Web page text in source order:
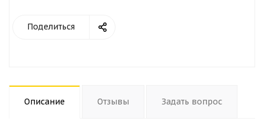
Поделиться
Описание Отзывы Задать вопрос